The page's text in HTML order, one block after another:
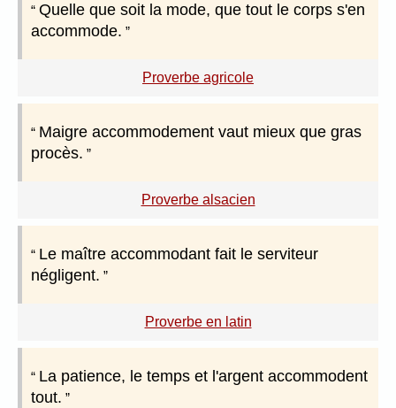
Quelle que soit la mode, que tout le corps s'en
accommode.
Proverbe agricole
Maigre accommodement vaut mieux que gras
procès.
Proverbe alsacien
Le maître accommodant fait le serviteur
négligent.
Proverbe en latin
La patience, le temps et l'argent accommodent
tout.